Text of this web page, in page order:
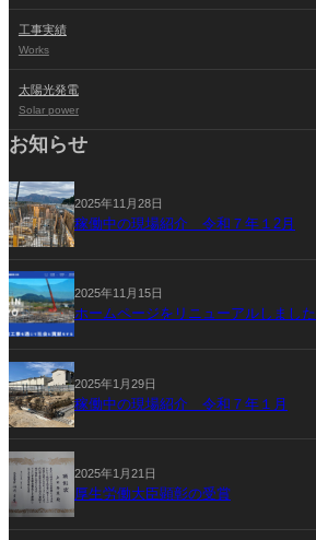
工事実績
Works
太陽光発電
Solar power
お知らせ
2025年11月28日
稼働中の現場紹介 令和７年１2月
2025年11月15日
ホームページをリニューアルしました
2025年1月29日
稼働中の現場紹介 令和７年１月
2025年1月21日
厚生労働大臣顕彰の受賞